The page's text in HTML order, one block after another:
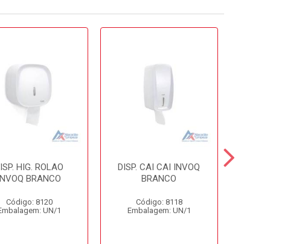
HIG. ROLAO
BRANCO
Código: 8120
UN/1
DISP. CAI CAI INVOQ
BRANCO
Código: 8118
Embalagem: UN/1